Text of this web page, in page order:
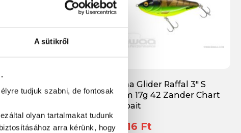
A sütikről
tudjuk szabni, de fontosak
olyan tartalmakat tudunk
arra kérünk, hogy
19 Hi Viz jerkbait
Ft
Biwaa Glider Raffal 3" S
7.5cm 17g 42 Zander Chart
jerkbait
4 416 Ft